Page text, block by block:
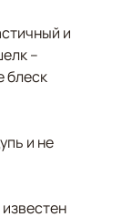
и
–
блеск
и не